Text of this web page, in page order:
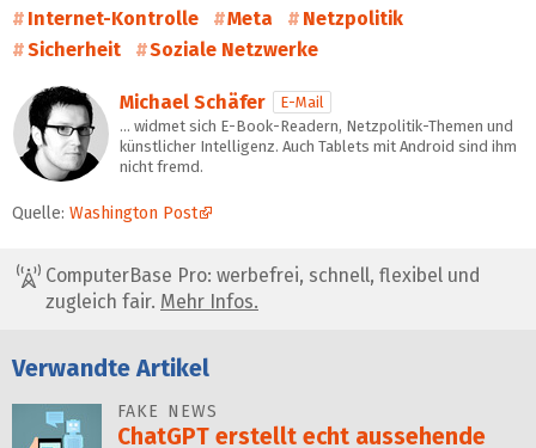
Internet-Kontrolle
Meta
Netzpolitik
Sicherheit
Soziale Netzwerke
Michael Schäfer
E-Mail
… widmet sich E-Book-Readern, Netzpolitik-Themen und
künstlicher Intelligenz. Auch Tablets mit Android sind ihm
nicht fremd.
Quelle: Washington Post
ComputerBase Pro: werbefrei, schnell, flexibel und
zugleich fair. Mehr Infos.
Verwandte Artikel
FAKE NEWS
ChatGPT erstellt echt aussehende